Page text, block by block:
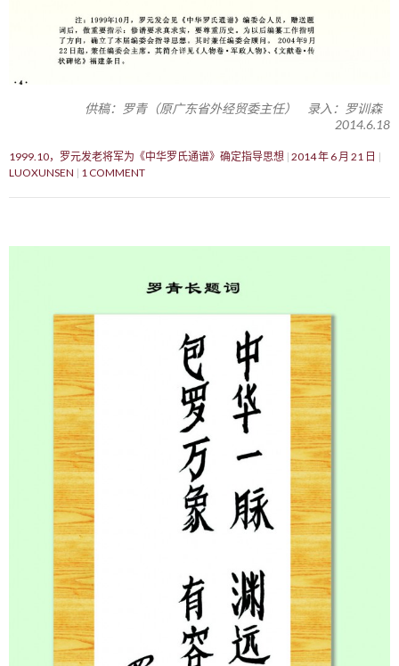
供稿：罗青（原广东省外经贸委主任） 录入：罗训森
2014.6.18
1999.10，罗元发老将军为《中华罗氏通谱》确定指导思想 2014 年 6 月 21 日
LUOXUNSEN
1 COMMENT